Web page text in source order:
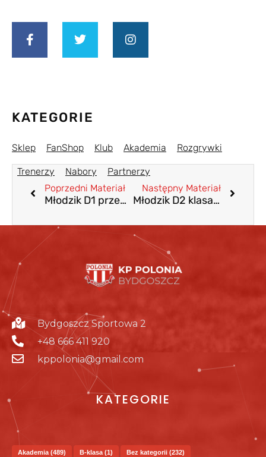
KATEGORIE
Sklep FanShop Klub Akademia Rozgrywki
Trenerzy Nabory
Partnerzy
Poprzedni Materiał
Młodzik D1 przegrywa w Inowrocławiu
Następny Materiał
Młodzik D2 klasa sportowa z kolejnym zwycięstwem
Bydgoszcz Sportowa 2
+48 666 411 920
kppolonia@gmail.com
KATEGORIE
Akademia(489) B-klasa(1) Bez kategorii (232)